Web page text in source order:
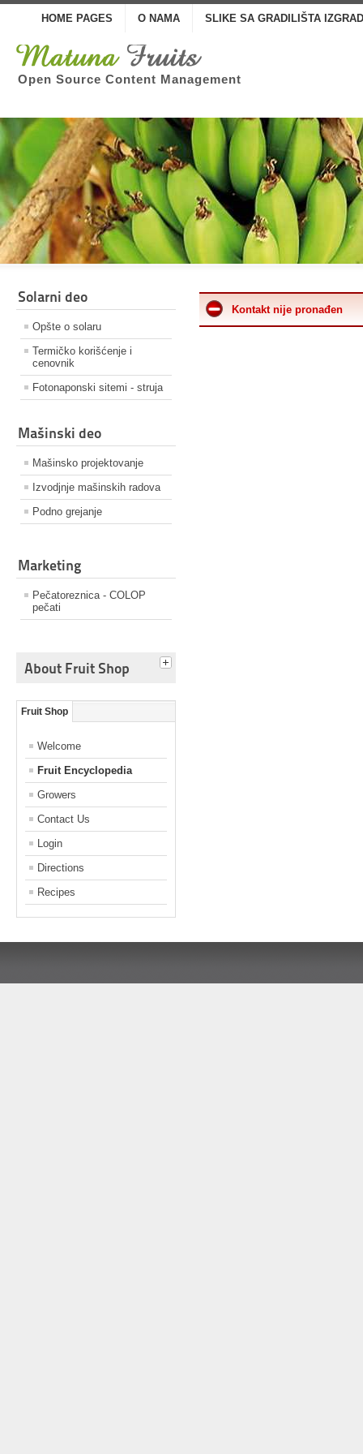
Open Source Content Management
HOME PAGES O NAMA SLIKE SA GRADILIŠTA
Solarni deo
Opšte o solaru
Termičko korišćenje i
cenovnik
Fotonaponski sitemi - struja
Mašinski deo
Mašinsko projektovanje
Izvodjnje mašinskih radova
Podno grejanje
Marketing
Pečatoreznica - COLOP
pečati
About Fruit Shop
Fruit Shop
Welcome
Fruit Encyclopedia
Growers
Contact Us
Login
Directions
Recipes
Kontakt nije pronađen